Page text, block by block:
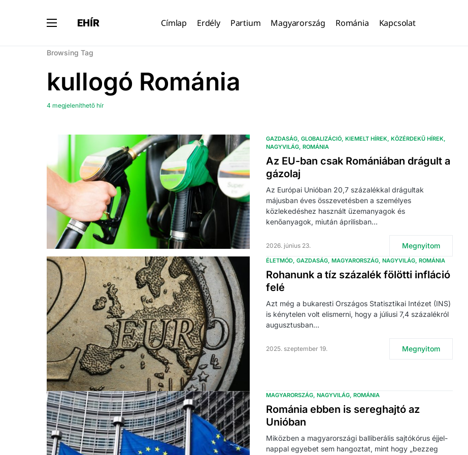
EHÍR Címlap Erdély Partium Magyarország Románia Kapcsolat
Browsing Tag
kullogó Románia
4 megjeleníthető hír
GAZDASÁG GLOBALIZÁCIÓ KIEMELT HÍREK KÖZÉRDEKŰ HÍREK
NAGYVILÁG ROMÁNIA
Az EU-ban csak Romániában drágult a
gázolaj
Az Európai Unióban 20,7 százalékkal drágultak
májusban éves összevetésben a személyes
közlekedéshez használt üzemanyagok és
kenőanyagok, miután áprilisban…
2026. június 23. Megnyitom
ÉLETMÓD GAZDASÁG MAGYARORSZÁG NAGYVILÁG ROMÁNIA
Rohanunk a tíz százalék fölötti infláció
felé
Azt még a bukaresti Országos Statisztikai Intézet (INS)
is kénytelen volt elismerni, hogy a júliusi 7,4 százalékról
augusztusban…
2025. szeptember 19. Megnyitom
MAGYARORSZÁG NAGYVILÁG ROMÁNIA
Románia ebben is sereghajtó az
Unióban
Miközben a magyarországi balliberális sajtókórus éjjel-
nappal egyebet sem hangoztat, mint hogy „bezzeg